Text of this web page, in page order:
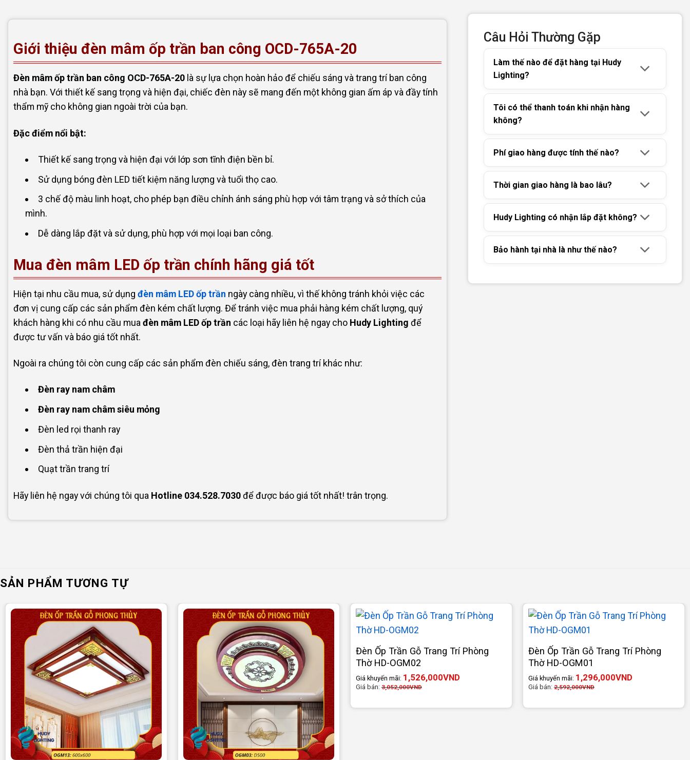
Giới thiệu đèn mâm ốp trần ban công OCD-765A-20
Đèn mâm ốp trần ban công OCD-765A-20 là sự lựa chọn hoàn hảo để chiếu sáng và trang trí ban công
nhà bạn. Với thiết kế sang trọng và hiện đại, chiếc đèn này sẽ mang đến một không gian ấm áp và đầy tính
thẩm mỹ cho không gian ngoài trời của bạn.
Đặc điểm nổi bật:
Thiết kế sang trọng và hiện đại với lớp sơn tĩnh điện bền bỉ.
Sử dụng bóng đèn LED tiết kiệm năng lượng và tuổi thọ cao.
3 chế độ màu linh hoạt, cho phép bạn điều chỉnh ánh sáng phù hợp với tâm trạng và sở thích của
mình.
Dễ dàng lắp đặt và sử dụng, phù hợp với mọi loại ban công.
Mua đèn mâm LED ốp trần chính hãng giá tốt
Hiện tại nhu cầu mua, sử dụng đèn mâm LED ốp trần ngày càng nhiều, vì thế không tránh khỏi việc các
đơn vị cung cấp các sản phẩm đèn kém chất lượng. Để tránh việc mua phải hàng kém chất lượng, quý
khách hàng khi có nhu cầu mua đèn mâm LED ốp trần các loại hãy liên hệ ngay cho Hudy Lighting để
được tư vấn và báo giá tốt nhất.
Ngoài ra chúng tôi còn cung cấp các sản phẩm đèn chiếu sáng, đèn trang trí khác như:
Đèn ray nam châm
Đèn ray nam châm siêu mỏng
Đèn led rọi thanh ray
Đèn thả trần hiện đại
Quạt trần trang trí
Hãy liên hệ ngay với chúng tôi qua Hotline 034.528.7030để được báo giá tốt nhất! trân trọng.
Câu Hỏi Thường Gặp
Làm thế nào để đặt hàng tại Hudy
Lighting?
Tôi có thể thanh toán khi nhận hàng
không?
Phí giao hàng được tính thế nào?
Thời gian giao hàng là bao lâu?
Hudy Lighting có nhận lắp đặt không?
Bảo hành tại nhà là như thế nào?
SẢN PHẨM TƯƠNG TỰ
Đèn Ốp Trần Gỗ Trang Trí Phòng
Thờ HD-OGM02
Giá khuyến mãi: 1,526,000VND
Giá bán:3,052,000VND
Đèn Ốp Trần Gỗ Trang Trí Phòng
Thờ HD-OGM01
Giá khuyến mãi: 1,296,000VND
Giá bán:2,592,000VND